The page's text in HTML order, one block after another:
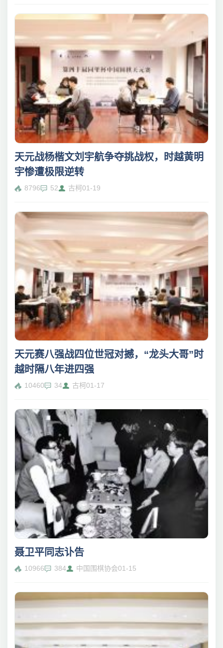
天元战杨楷文刘宇航争夺挑战权，时越黄明
宇惨遭极限逆转
8796 52 古柯01-19
天元赛八强战四位世冠对撼，“龙头大哥”时
越时隔八年进四强
10460 34 古柯01-17
聂卫平同志讣告
10966 384 中国围棋协会01-15